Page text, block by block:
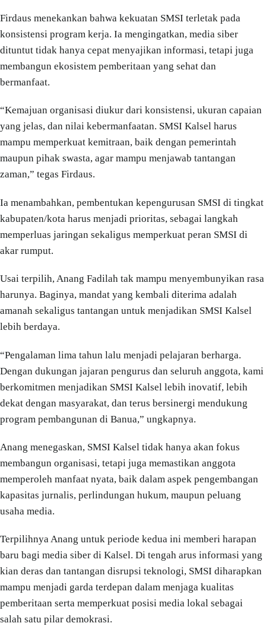
Firdaus menekankan bahwa kekuatan SMSI terletak pada
konsistensi program kerja. Ia mengingatkan, media siber
dituntut tidak hanya cepat menyajikan informasi, tetapi juga
membangun ekosistem pemberitaan yang sehat dan
bermanfaat.
“Kemajuan organisasi diukur dari konsistensi, ukuran capaian
yang jelas, dan nilai kebermanfaatan. SMSI Kalsel harus
mampu memperkuat kemitraan, baik dengan pemerintah
maupun pihak swasta, agar mampu menjawab tantangan
zaman,” tegas Firdaus.
Ia menambahkan, pembentukan kepengurusan SMSI di tingkat
kabupaten/kota harus menjadi prioritas, sebagai langkah
memperluas jaringan sekaligus memperkuat peran SMSI di
akar rumput.
Usai terpilih, Anang Fadilah tak mampu menyembunyikan rasa
harunya. Baginya, mandat yang kembali diterima adalah
amanah sekaligus tantangan untuk menjadikan SMSI Kalsel
lebih berdaya.
“Pengalaman lima tahun lalu menjadi pelajaran berharga.
Dengan dukungan jajaran pengurus dan seluruh anggota, kami
berkomitmen menjadikan SMSI Kalsel lebih inovatif, lebih
dekat dengan masyarakat, dan terus bersinergi mendukung
program pembangunan di Banua,” ungkapnya.
Anang menegaskan, SMSI Kalsel tidak hanya akan fokus
membangun organisasi, tetapi juga memastikan anggota
memperoleh manfaat nyata, baik dalam aspek pengembangan
kapasitas jurnalis, perlindungan hukum, maupun peluang
usaha media.
Terpilihnya Anang untuk periode kedua ini memberi harapan
baru bagi media siber di Kalsel. Di tengah arus informasi yang
kian deras dan tantangan disrupsi teknologi, SMSI diharapkan
mampu menjadi garda terdepan dalam menjaga kualitas
pemberitaan serta memperkuat posisi media lokal sebagai
salah satu pilar demokrasi.